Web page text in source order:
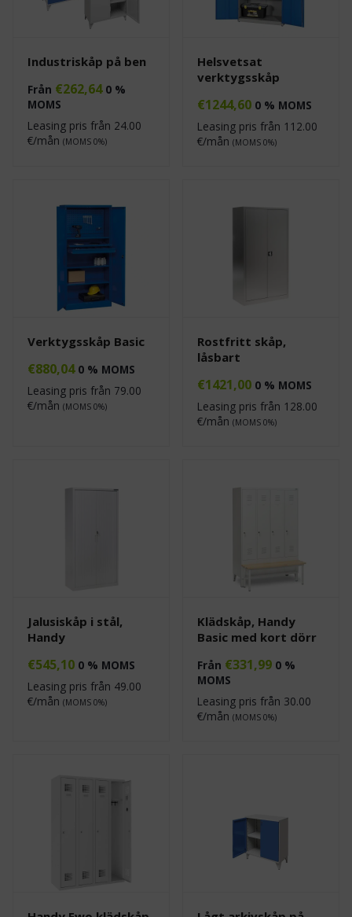
Industriskåp på ben
Från €262,64 0 %
MOMS
Leasing pris från 24.00
€/mån (MOMS 0%)
Helsvetsat
verktygsskåp
€1244,60 0 % MOMS
Leasing pris från 112.00
€/mån (MOMS 0%)
Verktygsskåp Basic
€880,04 0 % MOMS
Leasing pris från 79.00
€/mån (MOMS 0%)
Rostfritt skåp,
låsbart
€1421,00 0 % MOMS
Leasing pris från 128.00
€/mån (MOMS 0%)
Jalusiskåp i stål,
Handy
€545,10 0 % MOMS
Leasing pris från 49.00
€/mån (MOMS 0%)
Klädskåp, Handy
Basic med kort dörr
Från €331,99 0 %
MOMS
Leasing pris från 30.00
€/mån (MOMS 0%)